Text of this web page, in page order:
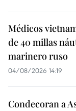
Médicos
de 40 millas
marinero ruso
04/08/2026 14:19
Condecoran a